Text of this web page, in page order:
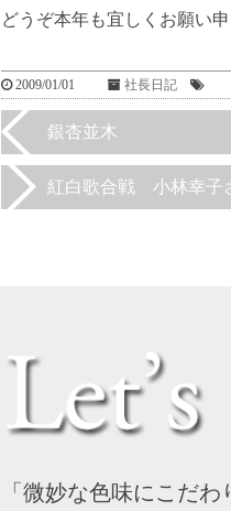
どうぞ本年も宜しくお願い申
2009/01/01 社長日記
銀杏並木
紅白歌合戦 小林幸子
「微妙な色味にこだ